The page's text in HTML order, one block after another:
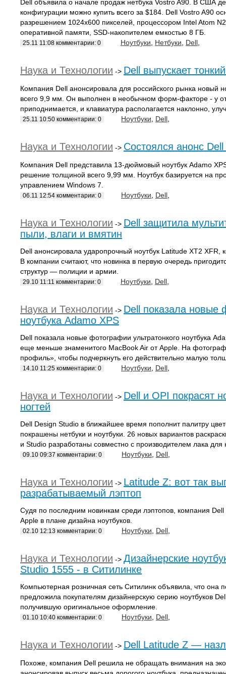
Dell объявила о начале продаж нетбука Vostro A90. В США
конфигурации можно купить всего за $184. Dell Vostro A90
разрешением 1024х600 пикселей, процессором Intel Atom
оперативной памяти, SSD-накопителем емкостью 8 ГБ.
25.11 11:08 комментарии: 0 Ноутбуки Нетбуки Dell
Наука и Технологии -> Dell выпускает
Компания Dell анонсировала для российского рынка новый
всего 9,9 мм. Он выполнен в необычном форм-факторе - у
приподнимается, и клавиатура располагается наклонно,
25.11 10:50 комментарии: 0 Ноутбуки Dell
Наука и Технологии -> Состоялся анонс
Компания Dell представила 13-дюймовый ноутбук Adamo
решение толщиной всего 9,99 мм. Ноутбук базируется на
управлением Windows 7.
06.11 12:54 комментарии: 0 Ноутбуки Dell
Наука и Технологии -> Dell защитила
пыли, влаги и вмятин
Dell анонсировала ударопрочный ноутбук Latitude XT2
В компании считают, что новинка в первую очередь
структур — полиции и армии.
29.10 11:11 комментарии: 0 Ноутбуки Dell
Наука и Технологии -> Dell показала новые
ноутбука Adamo XPS
Dell показала новые фотографии ультратонкого ноутбука
еще меньше знаменитого MacBook Air от Apple. На
профиль», чтобы подчеркнуть его действительно малую
14.10 11:25 комментарии: 0 Ноутбуки Dell
Наука и Технологии -> Dell и OPI покрасят
ногтей
Dell Design Studio в ближайшее время пополнит палитру
покрашены нетбуки и ноутбуки. 26 новых вариантов
и Studio разработаны совместно с производителем лака для
09.10 09:37 комментарии: 0 Ноутбуки Dell
Наука и Технологии -> Latitude Z: вот так
разрабатываемый лэптоп
Судя по последним новинкам среди лэптопов, компания Dell
Apple в плане дизайна ноутбуков.
02.10 12:13 комментарии: 0 Ноутбуки Dell
Наука и Технологии -> Дизайнерские
Studio 1555 - в Ситилинке
Компьютерная розничная сеть Ситилинк объявила, что она
предложила покупателям дизайнерскую серию ноутбуков
получившую оригинальное оформление.
01.10 10:40 комментарии: 0 Ноутбуки Dell
Наука и Технологии -> Dell Latitude Z —
Похоже, компания Dell решила не обращать внимания на